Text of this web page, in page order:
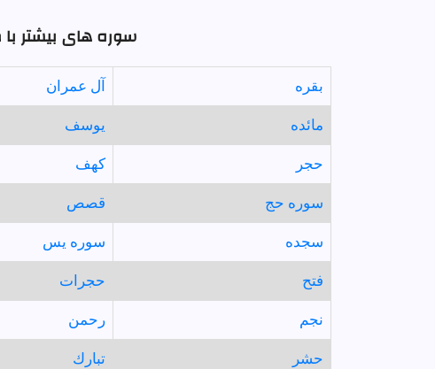
سوره های بیشتر
بقره آل عمران
مائده يوسف
حجر كهف
سوره حج قصص
سجده سوره يس
فتح حجرات
نجم رحمن
حشر تبارك